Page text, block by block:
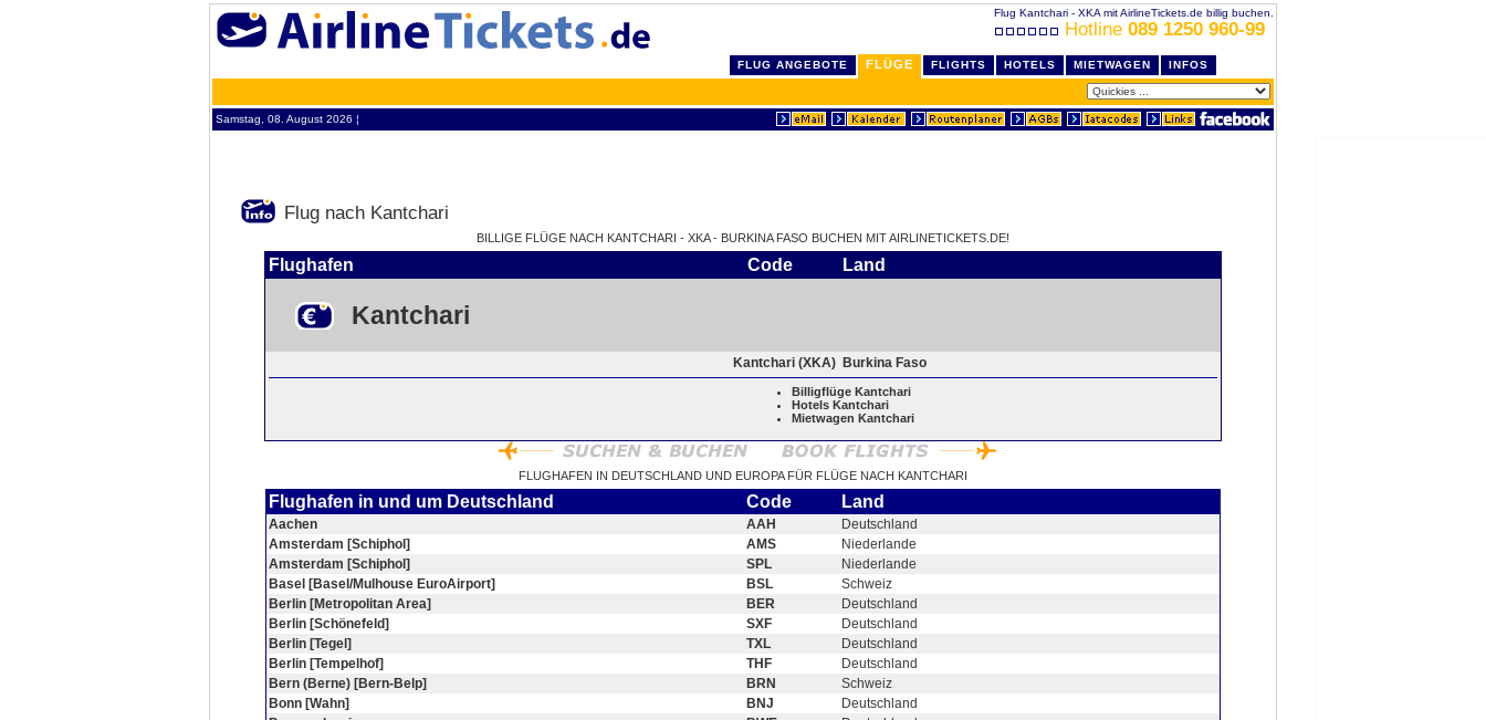
Flug Kantchari - XKA mit AirlineTickets.de billig buchen.
Hotline 089 1250 960-99
FLUG ANGEBOTE FLÜGE FLIGHTS HOTELS MIETWAGEN INFOS
Samstag, 08. August 2026 ¦
Flug nach Kantchari
BILLIGE FLÜGE NACH KANTCHARI - XKA - BURKINA FASO BUCHEN MIT AIRLINETICKETS.DE!
Flughafen Code Land
Kantchari
Kantchari (XKA) Burkina Faso
Billigflüge Kantchari
Hotels Kantchari
Mietwagen Kantchari
FLUGHAFEN IN DEUTSCHLAND UND EUROPA FÜR FLÜGE NACH KANTCHARI
Flughafen in und um Deutschland Code Land
Aachen AAH
Deutschland
Amsterdam [Schiphol]
AMS
Niederlande
Amsterdam [Schiphol]
SPL
Niederlande
Basel [Basel/Mulhouse EuroAirport]
BSL
Schweiz
Berlin [Metropolitan Area]
BER
Deutschland
Berlin [Schönefeld]
SXF
Deutschland
Berlin [Tegel]
TXL
Deutschland
Berlin [Tempelhof]
THF
Deutschland
Bern (Berne) [Bern-Belp]
BRN
Schweiz
Bonn [Wahn]
BNJ
Deutschland